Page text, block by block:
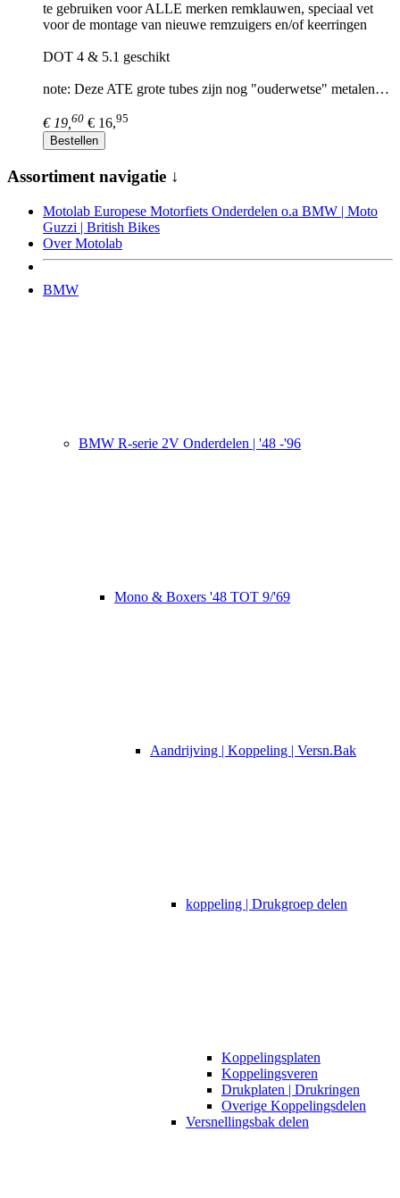
te gebruiken voor ALLE merken remklauwen, speciaal vet
voor de montage van nieuwe remzuigers en/of keerringen
DOT 4 & 5.1 geschikt
note: Deze ATE grote tubes zijn nog "ouderwetse" metalen…
€ 19,60 € 16,95
Bestellen
Assortiment navigatie ↓
Motolab Europese Motorfiets Onderdelen o.a BMW | Moto
Guzzi | British Bikes
Over Motolab
BMW
BMW R-serie 2V Onderdelen | '48 -'96
Mono & Boxers '48 TOT 9/'69
Aandrijving | Koppeling | Versn.Bak
koppeling | Drukgroep delen
Koppelingsplaten
Koppelingsveren
Drukplaten | Drukringen
Overige Koppelingsdelen
Versnellingsbak delen